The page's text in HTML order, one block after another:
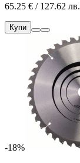
65.25 € / 127.62 лв.
Купи
-18%